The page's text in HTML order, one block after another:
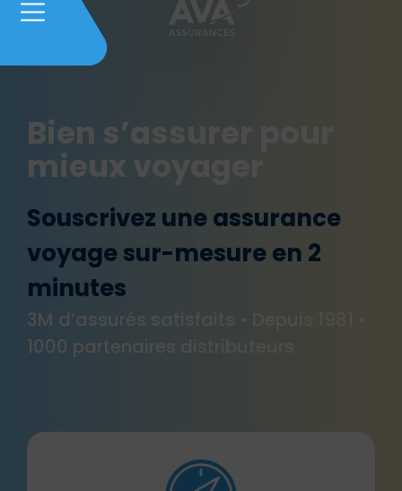
Bien s’assurer pour
mieux voyager​
Souscrivez une assurance
voyage sur-mesure en 2
minutes
3M d’assurés satisfaits • Depuis 1981 •
1000 partenaires distributeurs